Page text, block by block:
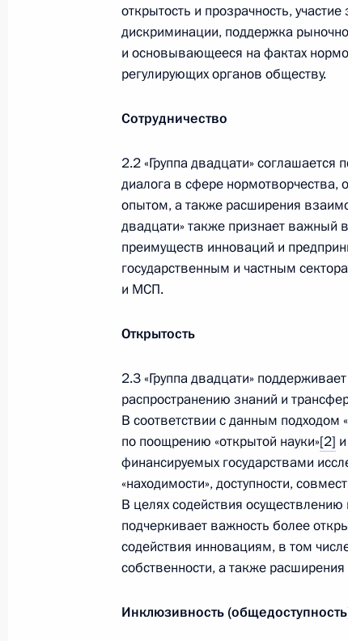
Администрация Президента
Руслан Эдельгериев
Азербайджан
открытость и прозрачность,
дискриминации, поддержка
и основывающееся на фактах
регулирующих органов обществу.
Сотрудничество
2.2 «Группа двадцати»
диалога в сфере
опытом, а также расширения
двадцати» также признает важный
преимуществ инноваций и
государственным и частным
и МСП.
Открытость
2.3 «Группа двадцати»
распространению знаний и
В соответствии с данным подходом
по поощрению «открытой науки»[2]
финансируемых государствами
«находимости», доступности,
В целях содействия
подчеркивает важность более
содействия инновациям, в том
собственности, а также
Инклюзивность